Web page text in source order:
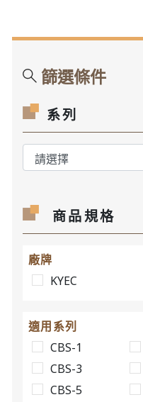
篩選條件
系列
商品規格
廠牌
KYEC
適用系列
CBS-1
CBS-3
CBS-5